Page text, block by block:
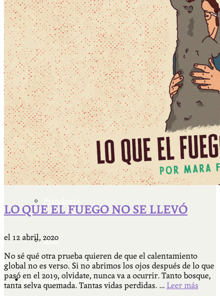
Escriben & participan
Actualidad y sociedad
Educación
Literatura
Filosofía
Más
Actividades & contenido
LO QUE EL FUEGO NO SE LLEVÓ
el 12 abril, 2020
No sé qué otra prueba quieren de que el calentamiento
global no es verso. Si no abrimos los ojos después de lo que
pasó en el 2019, olvidate, nunca va a ocurrir. Tanto bosque,
tanta selva quemada. Tantas vidas perdidas. … Leer más